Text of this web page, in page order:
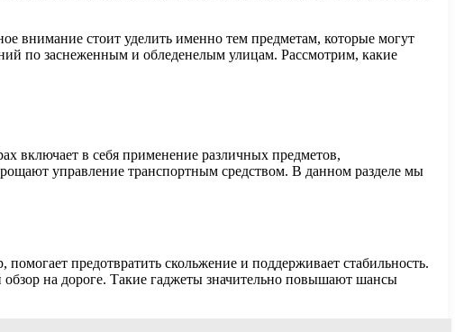
внимание стоит уделить именно тем предметам, которые могут
по заснеженным и обледенелым улицам. Рассмотрим, какие
включает в себя применение различных предметов,
управление транспортным средством. В данном разделе мы
помогает предотвратить скольжение и поддерживает стабильность.
обзор на дороге. Такие гаджеты значительно повышают шансы